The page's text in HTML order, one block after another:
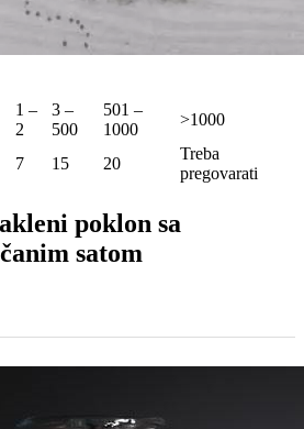
1 –
2
3 –
500
501 –
1000
>1000
7 15 20
Treba
pregovarati
poklon sa
satom